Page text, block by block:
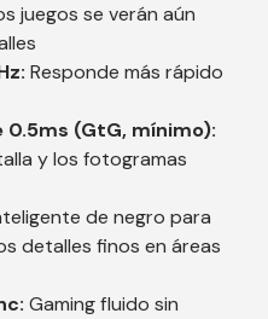
juegos se verán aún
Responde más rápido
(GtG, mínimo):
y los fotogramas
de negro para
detalles finos en áreas
Gaming fluido sin